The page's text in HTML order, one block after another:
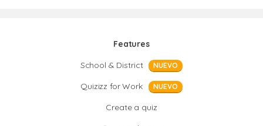
Features
School & District
NUEVO
Quizizz for Work NUEVO
Create a quiz